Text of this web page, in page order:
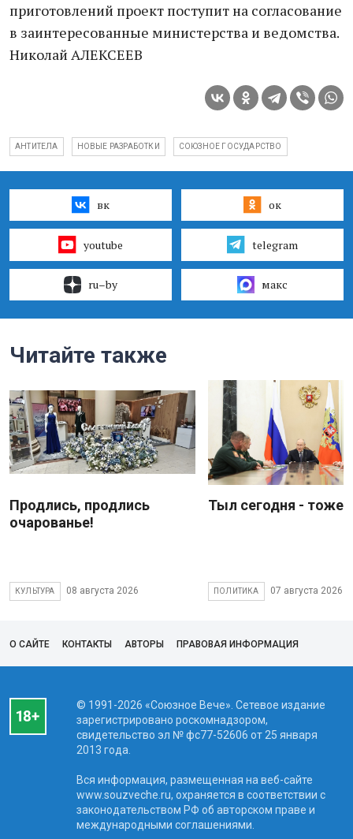
приготовлений проект поступит на согласование
в заинтересованные министерства и ведомства.
Николай АЛЕКСЕЕВ
АНТИТЕЛА НОВЫЕ РАЗРАБОТКИ СОЮЗНОЕ ГОСУДАРСТВО
вк ок
youtube telegram
ru–by макс
Читайте также
Продлись, продлись
очарованье!
КУЛЬТУРА 08 августа 2026
Тыл сегодня - тоже
ПОЛИТИКА 07 августа 2026
О САЙТЕ КОНТАКТЫ АВТОРЫ ПРАВОВАЯ ИНФОРМАЦИЯ
© 1991-2026 «Союзное Вече». Сетевое издание
зарегистрировано роскомнадзором,
свидетельство эл № фc77-52606 от 25 января
2013 года.
Вся информация, размещенная на веб-сайте
www.souzveche.ru, охраняется в соответствии с
законодательством РФ об авторском праве и
международными соглашениями.